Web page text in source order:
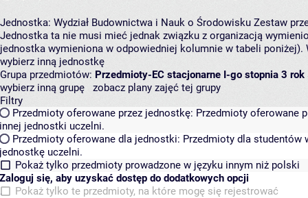
Jednostka: Wydział Budownictwa i Nauk o Środowisku Zestaw
Jednostka ta nie musi mieć jednak związku z organizacją
jednostka wymieniona w odpowiedniej kolumnie w tabeli
wybierz inną jednostkę
Grupa przedmiotów: Przedmioty-EC stacjonarne I-go stopnia 3
wybierz inną grupę
zobacz plany zajęć tej grupy
Filtry
Przedmioty oferowane przez jednostkę: Przedmioty oferowane
innej jednostki uczelni.
Przedmioty oferowane dla jednostki: Przedmioty dla studentów
jednostkę uczelni.
Pokaż tylko przedmioty prowadzone w języku innym niż polski
Zaloguj się, aby uzyskać dostęp do dodatkowych opcji
Pokaż tylko te przedmioty, na które mogę się rejestrować